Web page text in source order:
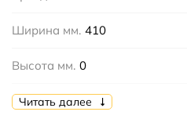
Ширина мм. 410
Высота мм. 0
Глубина мм. 410
Читать далее